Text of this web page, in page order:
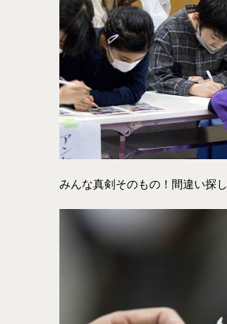
みんな真剣そのもの！間違い探し